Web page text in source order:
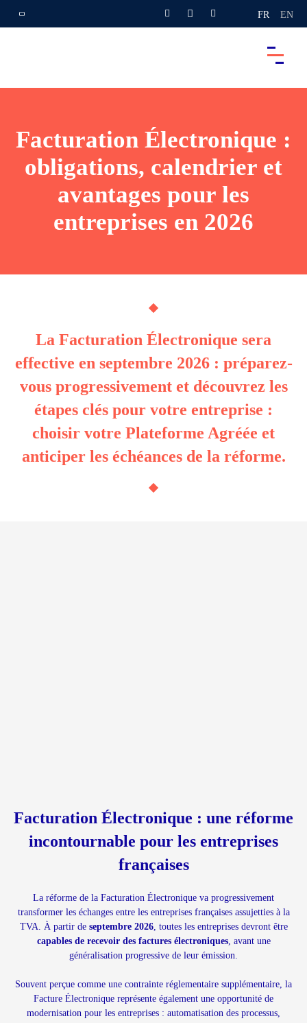
FR EN
Facturation Électronique :
obligations, calendrier et
avantages pour les
entreprises en 2026
La Facturation Électronique sera
effective en septembre 2026 : préparez-
vous progressivement et découvrez les
étapes clés pour votre entreprise :
choisir votre Plateforme Agréée et
anticiper les échéances de la réforme.
Facturation Électronique : une réforme
incontournable pour les entreprises
françaises
La réforme de la Facturation Électronique va progressivement
transformer les échanges entre les entreprises françaises assujetties à la
TVA. À partir de septembre 2026, toutes les entreprises devront être
capables de recevoir des factures électroniques, avant une
généralisation progressive de leur émission.
Souvent perçue comme une contrainte réglementaire supplémentaire, la
Facture Électronique représente également une opportunité de
modernisation pour les entreprises : automatisation des processus,